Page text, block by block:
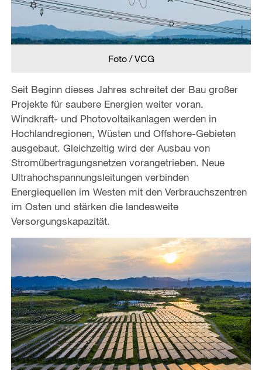
Foto / VCG
Seit Beginn dieses Jahres schreitet der Bau großer
Projekte für saubere Energien weiter voran.
Windkraft- und Photovoltaikanlagen werden in
Hochlandregionen, Wüsten und Offshore-Gebieten
ausgebaut. Gleichzeitig wird der Ausbau von
Stromübertragungsnetzen vorangetrieben. Neue
Ultrahochspannungsleitungen verbinden
Energiequellen im Westen mit den Verbrauchszentren
im Osten und stärken die landesweite
Versorgungskapazität.